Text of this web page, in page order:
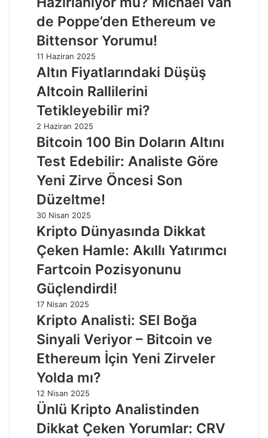
de Poppe’den Ethereum ve
Bittensor Yorumu!
11 Haziran 2025
Altın Fiyatlarındaki Düşüş
Altcoin Rallilerini
Tetikleyebilir mi?
2 Haziran 2025
Bitcoin 100 Bin Doların Altını
Test Edebilir: Analiste Göre
Yeni Zirve Öncesi Son
Düzeltme!
30 Nisan 2025
Kripto Dünyasında Dikkat
Çeken Hamle: Akıllı Yatırımcı
Fartcoin Pozisyonunu
Güçlendirdi!
17 Nisan 2025
Kripto Analisti: SEI Boğa
Sinyali Veriyor – Bitcoin ve
Ethereum İçin Yeni Zirveler
Yolda mı?
12 Nisan 2025
Ünlü Kripto Analistinden
Dikkat Çeken Yorumlar: CRV